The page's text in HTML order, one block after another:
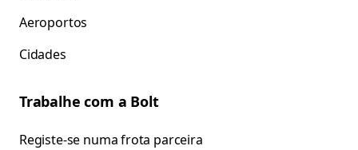
Aeroportos
Cidades
Trabalhe com a Bolt
Registe-se numa frota parceira